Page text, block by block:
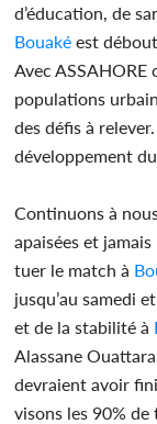
d’éducation, de
Bouaké est
Avec
populations
des défis à
développement du
Continuons à
apaisées et
tuer le match à
jusqu’au samedi
et de la stabilité à
Alassane
devraient avoir
visons les 90%